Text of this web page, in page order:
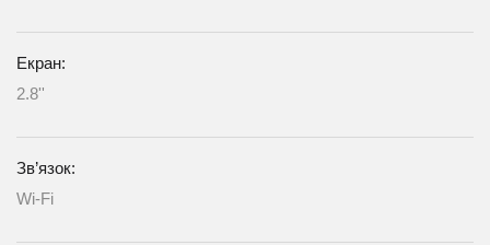
Екран:
2.8''
Зв’язок:
Wi-Fi